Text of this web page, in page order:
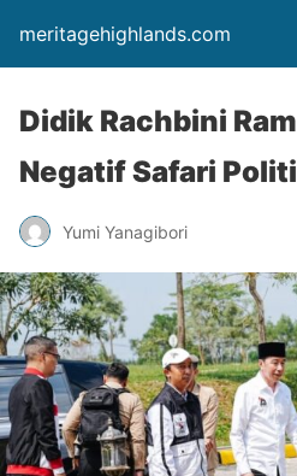
meritagehighlands.com
Didik Rachbini
Negatif Safari
Yumi Yanagibori